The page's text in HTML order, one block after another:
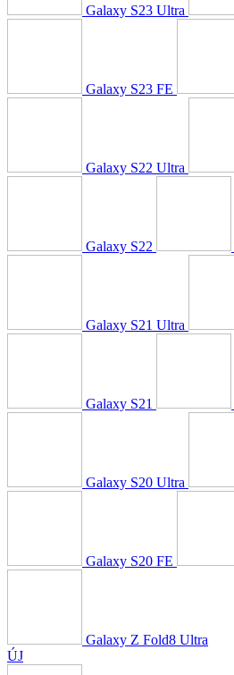
Galaxy S23 Ultra
Galaxy S23 FE
Galaxy S22 Ultra
Galaxy S22
Galaxy S21 Ultra
Galaxy S21
Galaxy S20 Ultra
Galaxy S20 FE
Galaxy Z Fold8 Ultra
ÚJ